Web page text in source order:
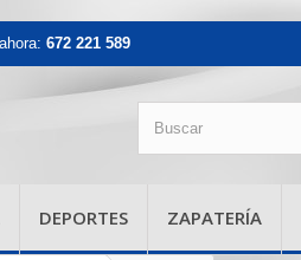
672 221 589
DEPORTES ZAPATERÍA